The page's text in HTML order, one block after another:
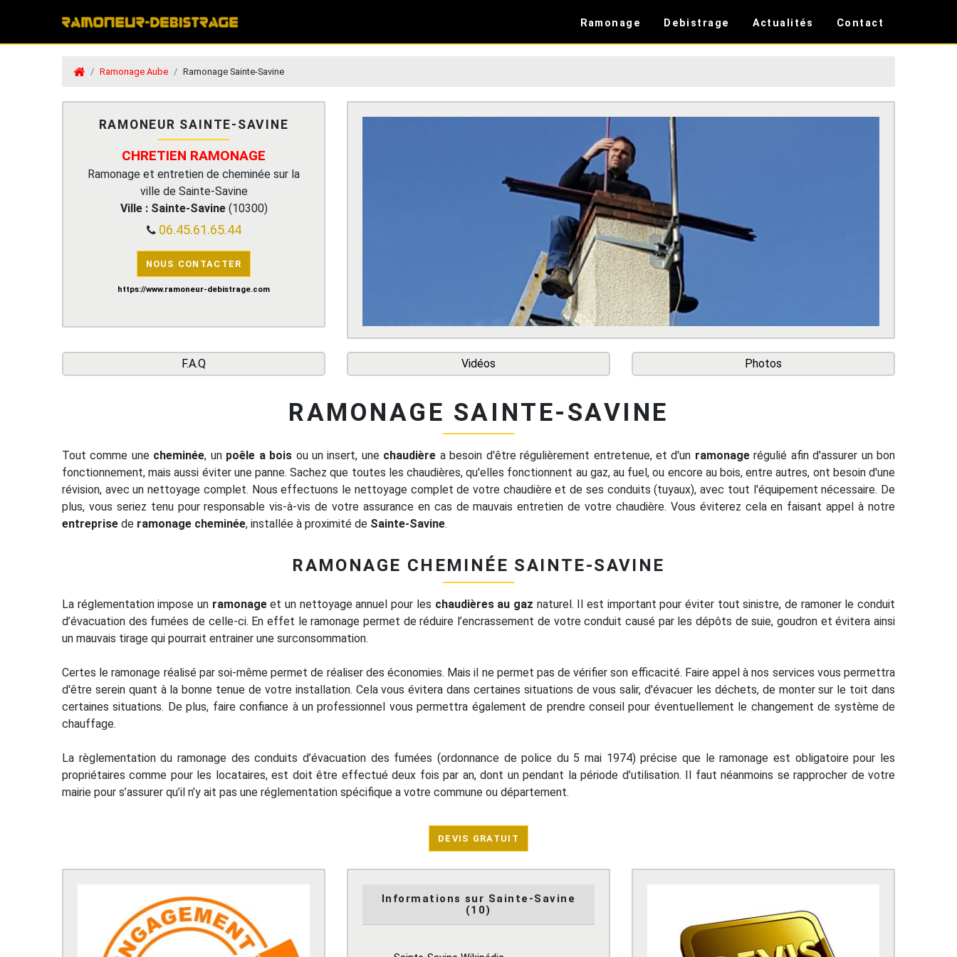
Ramonage Debistrage Actualités Contact
Ramonage Aube Ramonage Sainte-Savine
RAMONEUR SAINTE-SAVINE
CHRETIEN RAMONAGE
Ramonage et entretien de cheminée sur la
ville de Sainte-Savine
Ville : Sainte-Savine(10300)
06.45.61.65.44
NOUS CONTACTER
https://www.ramoneur-debistrage.com
F.A.Q Vidéos Photos
RAMONAGE SAINTE-SAVINE
Tout comme une cheminée, un poêle a bois ou un insert, une chaudière a besoin d'être régulièrement entretenue, et d'un ramonagerégulié afin d'assurer un bon
fonctionnement, mais aussi éviter une panne. Sachez que toutes les chaudières, qu'elles fonctionnent au gaz, au fuel, ou encore au bois, entre autres, ont besoin d'une
révision, avec un nettoyage complet. Nous effectuons le nettoyage complet de votre chaudière et de ses conduits (tuyaux), avec tout l'équipement nécessaire. De
plus, vous seriez tenu pour responsable vis-à-vis de votre assurance en cas de mauvais entretien de votre chaudière. Vous éviterez cela en faisant appel à notre
entreprise de ramonage cheminée, installée à proximité de Sainte-Savine.
RAMONAGE CHEMINÉE SAINTE-SAVINE
La réglementation impose un ramonageet un nettoyage annuel pour les chaudières au gaz naturel. Il est important pour éviter tout sinistre, de ramoner le conduit
d’évacuation des fumées de celle-ci. En effet le ramonage permet de réduire l’encrassement de votre conduit causé par les dépôts de suie, goudron et évitera ainsi
un mauvais tirage qui pourrait entrainer une surconsommation.
Certes le ramonage réalisé par soi-même permet de réaliser des économies. Mais il ne permet pas de vérifier son efficacité. Faire appel à nos services vous permettra
d'être serein quant à la bonne tenue de votre installation. Cela vous évitera dans certaines situations de vous salir, d'évacuer les déchets, de monter sur le toit dans
certaines situations. De plus, faire confiance à un professionnel vous permettra également de prendre conseil pour éventuellement le changement de système de
chauffage.
La règlementation du ramonage des conduits d’évacuation des fumées (ordonnance de police du 5 mai 1974) précise que le ramonage est obligatoire pour les
propriétaires comme pour les locataires, est doit être effectué deux fois par an, dont un pendant la période d’utilisation. Il faut néanmoins se rapprocher de votre
mairie pour s’assurer qu’il n’y ait pas une réglementation spécifique a votre commune ou département.
DEVIS GRATUIT
Informations sur Sainte-Savine
(10)